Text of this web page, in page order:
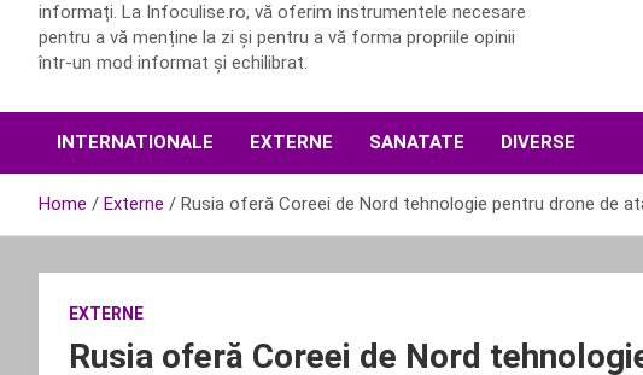
informați. La Infoculise.ro, vă oferim instrumentele necesare
pentru a vă menține la zi și pentru a vă forma propriile opinii
într-un mod informat și echilibrat.
INTERNATIONALE EXTERNE SANATATE DIVERSE
Home Externe Rusia oferă Coreei de Nord tehnologie pentru drone de
EXTERNE
Rusia oferă Coreei de Nord